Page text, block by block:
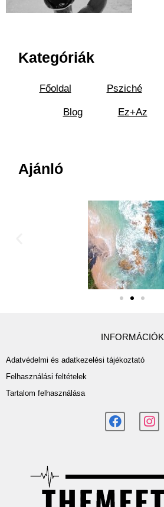
Kategóriák
Főoldal Psziché
Blog Ez+Az
Ajánló
INFORMÁCIÓK
Adatvédelmi és adatkezelési tájékoztató
Felhasználási feltételek
Tartalom felhasználása